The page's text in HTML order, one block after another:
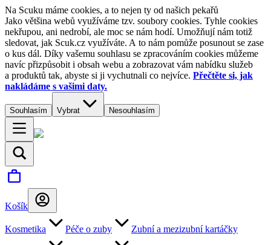
Na Scuku máme cookies, a to nejen ty od našich pekařů
Jako většina webů využíváme tzv. soubory cookies. Tyhle cookies
nekřupou, ani nedrobí, ale moc se nám hodí. Umožňují nám totiž
sledovat, jak Scuk.cz využíváte. A to nám pomůže posunout se zase
o kus dál. Díky vašemu souhlasu se zpracováním cookies můžeme
navíc přizpůsobit i obsah webu a zobrazovat vám nabídku služeb
a produktů tak, abyste si ji vychutnali co nejvíce. Přečtěte si, jak
nakládáme s vašimi daty.
Souhlasím Vybrat Nesouhlasím
Košík
Kosmetika Péče o zuby Zubní a mezizubní kartáčky